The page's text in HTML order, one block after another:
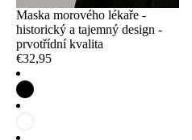
Maska morového lékaře -
historický a tajemný design -
prvotřídní kvalita
€32,95